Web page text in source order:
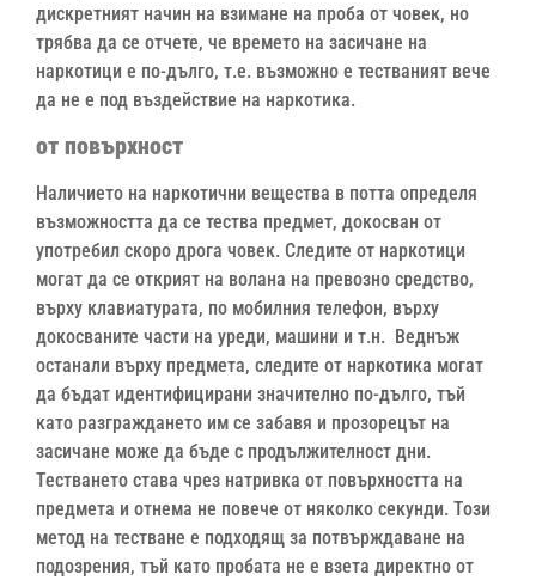
дискретният начин на взимане на проба от човек, но
трябва да се отчете, че времето на засичане на
наркотици е по-дълго, т.е. възможно е тестваният вече
да не е под въздействие на наркотика.
от повърхност
Наличието на наркотични вещества в потта определя
възможността да се тества предмет, докосван от
употребил скоро дрога човек. Следите от наркотици
могат да се открият на волана на превозно средство,
върху клавиатурата, по мобилния телефон, върху
докосваните части на уреди, машини и т.н. Веднъж
останали върху предмета, следите от наркотика могат
да бъдат идентифицирани значително по-дълго, тъй
като разграждането им се забавя и прозорецът на
засичане може да бъде с продължителност дни.
Тестването става чрез натривка от повърхността на
предмета и отнема не повече от няколко секунди. Този
метод на тестване е подходящ за потвърждаване на
подозрения, тъй като пробата не е взета директно от